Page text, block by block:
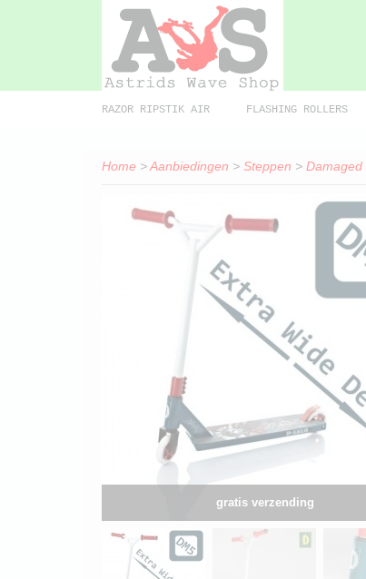
RAZOR RIPSTIK AIR FLASHING ROLLERS
Home >Aanbiedingen > Steppen > Damaged
gratis verzending